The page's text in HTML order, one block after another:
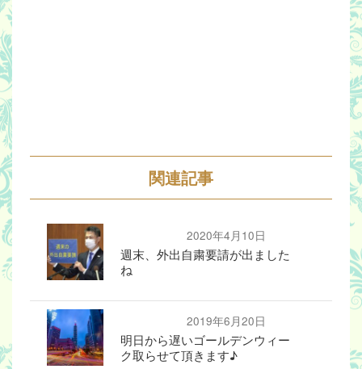
関連記事
2020年4月10日
週末、外出自粛要請が出ました
ね
2019年6月20日
明日から遅いゴールデンウィー
ク取らせて頂きます♪